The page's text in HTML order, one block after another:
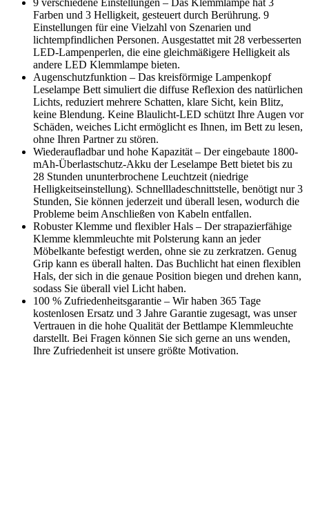
Farben und 3 Helligkeit, gesteuert durch Berührung. 9
Einstellungen für eine Vielzahl von Szenarien und
lichtempfindlichen Personen. Ausgestattet mit 28 verbesserten
LED-Lampenperlen, die eine gleichmäßigere Helligkeit als
andere LED Klemmlampe bieten.
Augenschutzfunktion – Das kreisförmige Lampenkopf
Leselampe Bett simuliert die diffuse Reflexion des natürlichen
Lichts, reduziert mehrere Schatten, klare Sicht, kein Blitz,
keine Blendung. Keine Blaulicht-LED schützt Ihre Augen vor
Schäden, weiches Licht ermöglicht es Ihnen, im Bett zu lesen,
ohne Ihren Partner zu stören.
Wiederaufladbar und hohe Kapazität – Der eingebaute 1800-
mAh-Überlastschutz-Akku der Leselampe Bett bietet bis zu
28 Stunden ununterbrochene Leuchtzeit (niedrige
Helligkeitseinstellung). Schnellladeschnittstelle, benötigt nur 3
Stunden, Sie können jederzeit und überall lesen, wodurch die
Probleme beim Anschließen von Kabeln entfallen.
Robuster Klemme und flexibler Hals – Der strapazierfähige
Klemme klemmleuchte mit Polsterung kann an jeder
Möbelkante befestigt werden, ohne sie zu zerkratzen. Genug
Grip kann es überall halten. Das Buchlicht hat einen flexiblen
Hals, der sich in die genaue Position biegen und drehen kann,
sodass Sie überall viel Licht haben.
100 % Zufriedenheitsgarantie – Wir haben 365 Tage
kostenlosen Ersatz und 3 Jahre Garantie zugesagt, was unser
Vertrauen in die hohe Qualität der Bettlampe Klemmleuchte
darstellt. Bei Fragen können Sie sich gerne an uns wenden,
Ihre Zufriedenheit ist unsere größte Motivation.